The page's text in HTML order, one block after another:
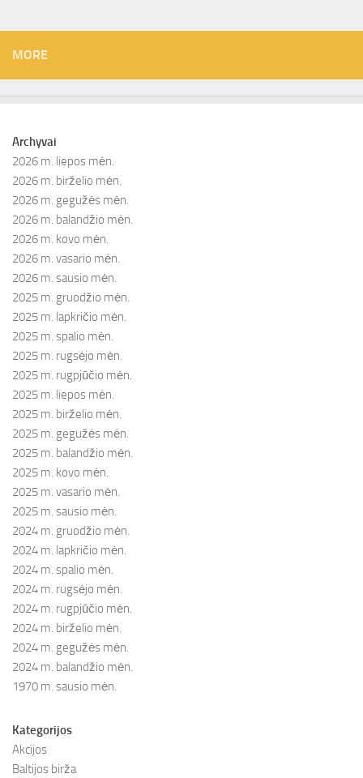
MORE
Archyvai
2026 m. liepos mėn.
2026 m. birželio mėn.
2026 m. gegužės mėn.
2026 m. balandžio mėn.
2026 m. kovo mėn.
2026 m. vasario mėn.
2026 m. sausio mėn.
2025 m. gruodžio mėn.
2025 m. lapkričio mėn.
2025 m. spalio mėn.
2025 m. rugsėjo mėn.
2025 m. rugpjūčio mėn.
2025 m. liepos mėn.
2025 m. birželio mėn.
2025 m. gegužės mėn.
2025 m. balandžio mėn.
2025 m. kovo mėn.
2025 m. vasario mėn.
2025 m. sausio mėn.
2024 m. gruodžio mėn.
2024 m. lapkričio mėn.
2024 m. spalio mėn.
2024 m. rugsėjo mėn.
2024 m. rugpjūčio mėn.
2024 m. birželio mėn.
2024 m. gegužės mėn.
2024 m. balandžio mėn.
1970 m. sausio mėn.
Kategorijos
Akcijos
Baltijos birža